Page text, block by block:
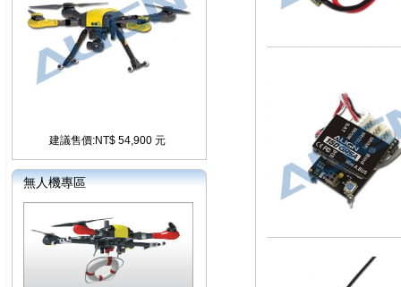
建議售價:NT$ 54,900 元
無人機專區